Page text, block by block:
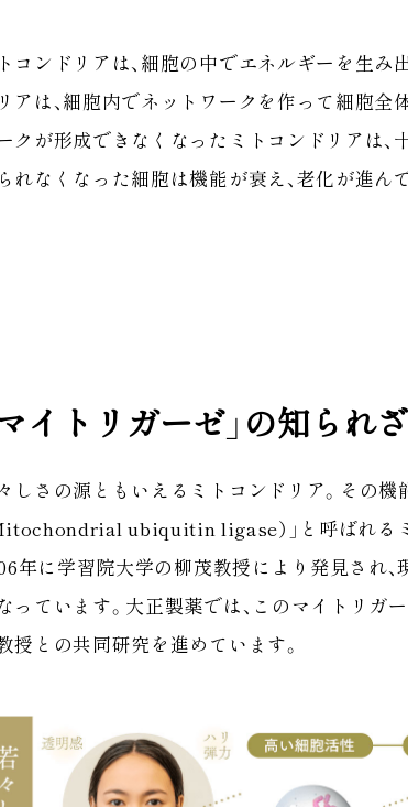
コンドリアは、細胞の中でエネルギーを生
アは、細胞内でネットワークを作って細胞
クが形成できなくなったミトコンドリアは
れなくなった細胞は機能が衰え、老化が進ん
マイトリガーゼ」の知られ
しさの源ともいえるミトコンドリア。その機
ubiquitin ligase）」と呼ばれる
年に学習院大学の柳茂教授により発見され
っています。大正製薬では、このマイトリガ
授との共同研究を進めています。